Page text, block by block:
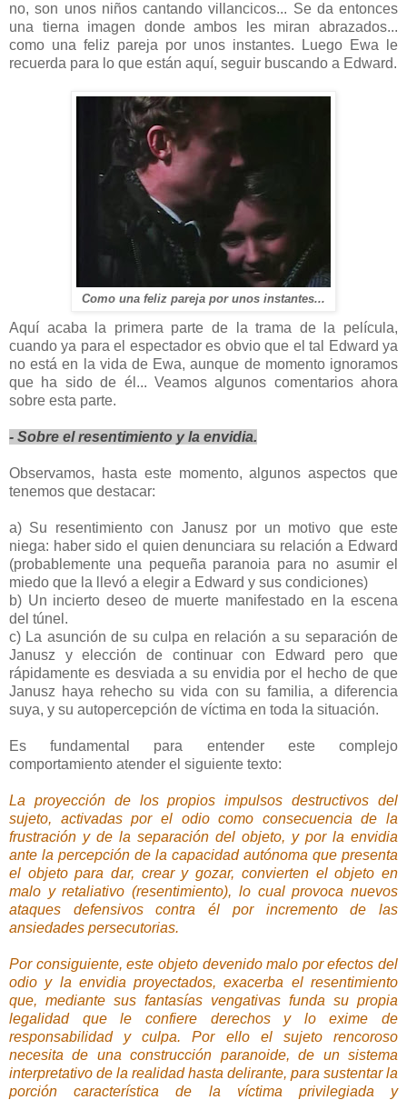
no, son unos niños cantando villancicos... Se da entonces
una tierna imagen donde ambos les miran abrazados...
como una feliz pareja por unos instantes. Luego Ewa le
recuerda para lo que están aquí, seguir buscando a Edward.
Como una feliz pareja por unos instantes...
Aquí acaba la primera parte de la trama de la película,
cuando ya para el espectador es obvio que el tal Edward ya
no está en la vida de Ewa, aunque de momento ignoramos
que ha sido de él... Veamos algunos comentarios ahora
sobre esta parte.
- Sobre el resentimiento y la envidia.
Observamos, hasta este momento, algunos aspectos que
tenemos que destacar:
a) Su resentimiento con Janusz por un motivo que este
niega: haber sido el quien denunciara su relación a Edward
(probablemente una pequeña paranoia para no asumir el
miedo que la llevó a elegir a Edward y sus condiciones)
b) Un incierto deseo de muerte manifestado en la escena
del túnel.
c) La asunción de su culpa en relación a su separación de
Janusz y elección de continuar con Edward pero que
rápidamente es desviada a su envidia por el hecho de que
Janusz haya rehecho su vida con su familia, a diferencia
suya, y su autopercepción de víctima en toda la situación.
Es fundamental para entender este complejo
comportamiento atender el siguiente texto:
La proyección de los propios impulsos destructivos del
sujeto, activadas por el odio como consecuencia de la
frustración y de la separación del objeto, y por la envidia
ante la percepción de la capacidad autónoma que presenta
el objeto para dar, crear y gozar, convierten el objeto en
malo y retaliativo (resentimiento), lo cual provoca nuevos
ataques defensivos contra él por incremento de las
ansiedades persecutorias.
Por consiguiente, este objeto devenido malo por efectos del
odio y la envidia proyectados, exacerba el resentimiento
que, mediante sus fantasías vengativas funda su propia
legalidad que le confiere derechos y lo exime de
responsabilidad y culpa. Por ello el sujeto rencoroso
necesita de una construcción paranoide, de un sistema
interpretativo de la realidad hasta delirante, para sustentar la
porción característica de la víctima privilegiada y